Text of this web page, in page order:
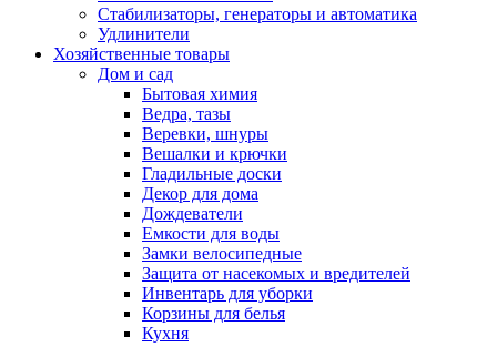
Стабилизаторы, генераторы и автоматика
Удлинители
Хозяйственные товары
Дом и сад
Бытовая химия
Ведра, тазы
Веревки, шнуры
Вешалки и крючки
Гладильные доски
Декор для дома
Дождеватели
Емкости для воды
Замки велосипедные
Защита от насекомых и вредителей
Инвентарь для уборки
Корзины для белья
Кухня